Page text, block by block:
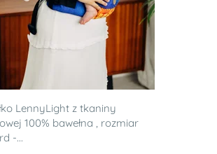
LennyLight z tkaniny
100% bawełna , rozmiar
-...